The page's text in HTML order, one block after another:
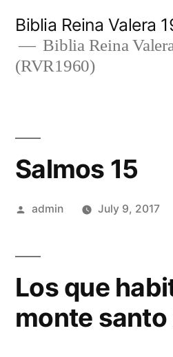
content
Biblia Reina Valera
Biblia Reina
(RVR1960)
Salmos 15
Posted
admin July 9, 2017
Los que
monte santo